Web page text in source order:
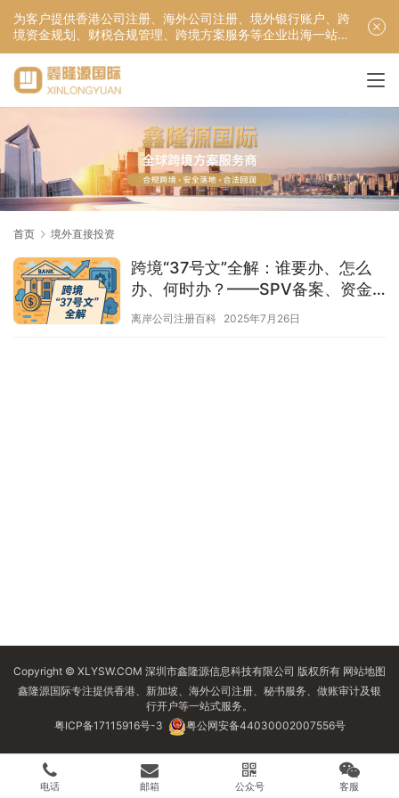
为客户提供香港公司注册、海外公司注册、境外银行账户、跨
境资金规划、财税合规管理、跨境方案服务等企业出海一站式
服务！
首页 境外直接投资
跨境“37号文”全解：谁要办、怎么
办、何时办？——SPV备案、资金
合规与返程投资操作指南
离岸公司注册百科 2025年7月26日
Copyright © XLYSW.COM 深圳市鑫隆源信息科技有限公司 版权所有 网站地图
鑫隆源国际专注提供香港、新加坡、海外公司注册、秘书服务、做账审计及银
行开户等一站式服务。
粤ICP备17115916号-3
粤公网安备44030002007556号
电话 邮箱 公众号 客服